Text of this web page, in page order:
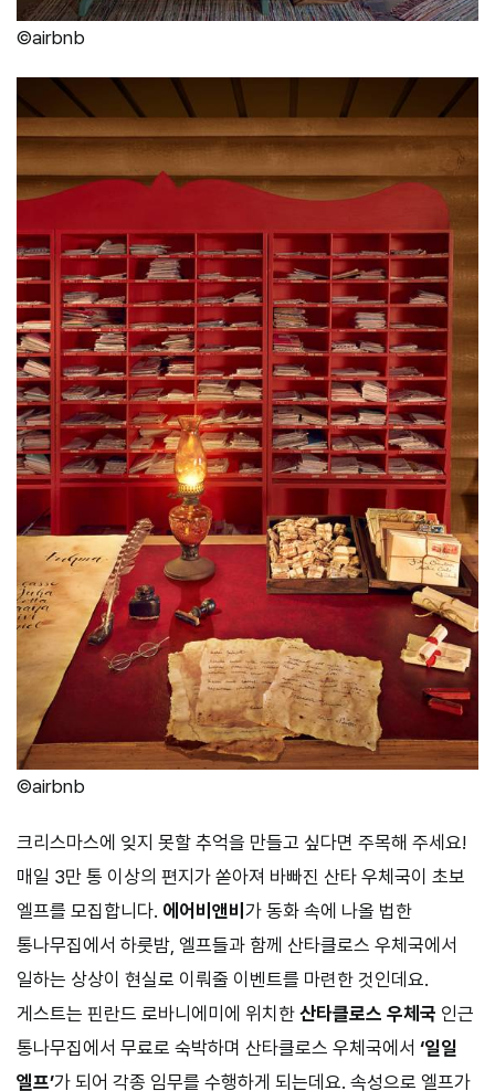
©airbnb
©airbnb
크리스마스에 잊지 못할 추억을 만들고 싶다면 주목해 주세요!
매일 3만 통 이상의 편지가 쏟아져 바빠진 산타 우체국이 초보
엘프를 모집합니다. 에어비앤비 가 동화 속에 나올 법한
통나무집에서 하룻밤, 엘프들과 함께 산타클로스 우체국에서
일하는 상상이 현실로 이뤄줄 이벤트를 마련한 것인데요.
게스트는 핀란드 로바니에미에 위치한 산타클로스 우체국 인근
통나무집에서 무료로 숙박하며 산타클로스 우체국에서 ‘일일
엘프’가 되어 각종 임무를 수행하게 되는데요. 속성으로 엘프가